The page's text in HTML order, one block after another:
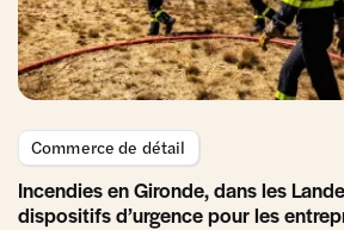
Commerce de détail
Incendies en Gironde, dans les
dispositifs d’urgence pour les